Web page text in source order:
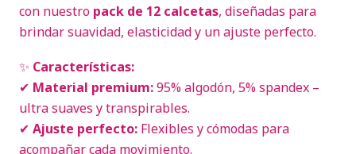
con nuestro pack de 12 calcetas, diseñadas para
brindar suavidad, elasticidad y un ajuste perfecto.
✨ Características:
✔ Material premium:95% algodón, 5% spandex –
ultra suaves y transpirables.
✔ Ajuste perfecto: Flexibles y cómodas para
acompañar cada movimiento.